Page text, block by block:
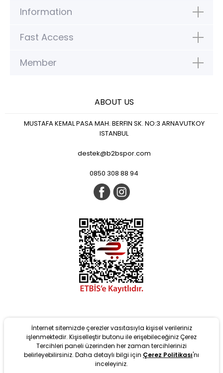
New
Information
Fast Access
Member
ABOUT US
MUSTAFA KEMAL PASA MAH. BERFIN SK. NO:3 ARNAVUTKOY
ISTANBUL
destek@b2bspor.com
0850 308 88 94
It is developed with T-Soft Infrastructure. #OD 2022 Copyright.
İnternet sitemizde çerezler vasıtasıyla kişisel verileriniz
işlenmektedir. Kişiselleştir butonu ile erişebileceğiniz Çerez
Tercihleri paneli üzerinden her zaman tercihlerinizi
belirleyebilirsiniz. Daha detaylı bilgi için Çerez Politikası'nı
inceleyiniz.